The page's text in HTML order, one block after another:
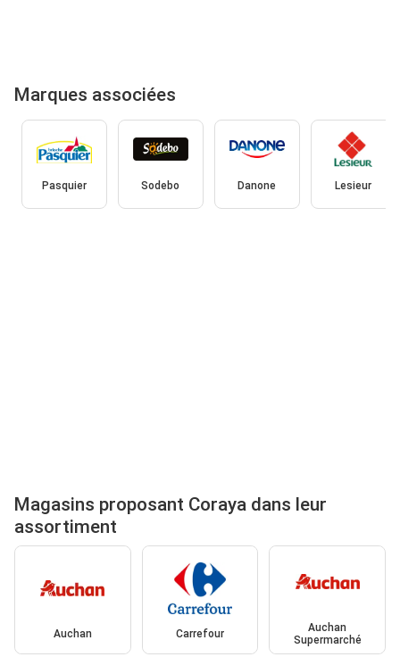
Marques associées
Pasquier Sodebo Danone Lesieur
Magasins proposant Coraya dans leur
assortiment
Auchan Carrefour
Auchan
Supermarché